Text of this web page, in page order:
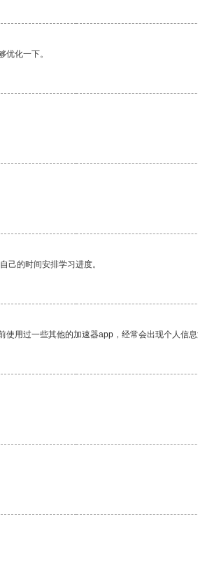
化一下。
己的时间安排学习进度。
用过一些其他的加速器app，经常会出现个人信息